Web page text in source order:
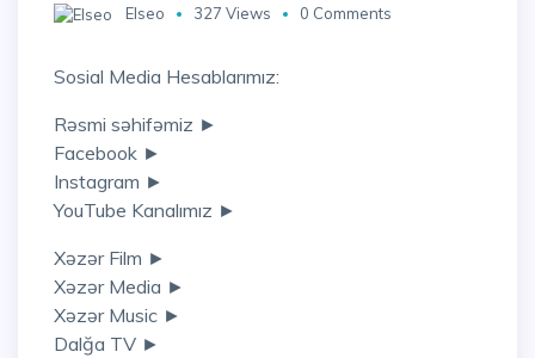
Elseo 327 Views 0 Comments
Sosial Media Hesablarımız:
Rəsmi səhifəmiz ►
Facebook ►
Instagram ►
YouTube Kanalımız ►
Xəzər Film ►
Xəzər Media ►
Xəzər Music ►
Dalğa TV ►